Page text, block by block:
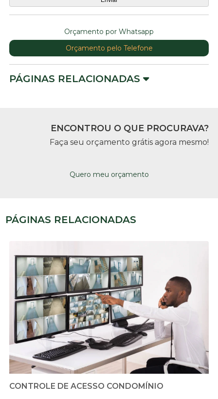
Orçamento por Whatsapp
Orçamento pelo Telefone
PÁGINAS RELACIONADAS
ENCONTROU O QUE PROCURAVA?
Faça seu orçamento grátis agora mesmo!
Quero meu orçamento
PÁGINAS RELACIONADAS
CONTROLE DE ACESSO CONDOMÍNIO